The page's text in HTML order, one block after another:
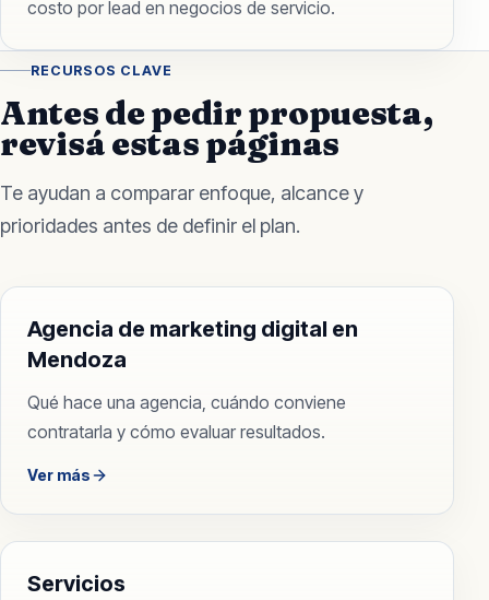
costo por lead en negocios de servicio.
RECURSOS CLAVE
Antes de pedir propuesta,
revisá estas páginas
Te ayudan a comparar enfoque, alcance y
prioridades antes de definir el plan.
Agencia de marketing digital en
Mendoza
Qué hace una agencia, cuándo conviene
contratarla y cómo evaluar resultados.
Ver más
Servicios